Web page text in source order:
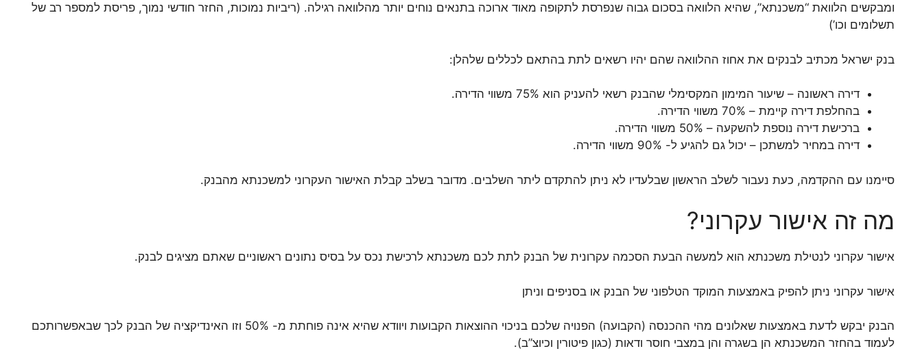
ומבקשים הלוואת “משכנתא”, שהיא הלוואה בסכום גבוה שנפרסת לתקופה מאוד ארוכה בתנאים נוחים יותר מהלוואה רגילה. (ריביות נמוכות, החזר חודשי נמוך, פריסת למספר רב של
תשלומים וכו’)
בנק ישראל מכתיב לבנקים את אחוז ההלוואה שהם יהיו רשאים לתת בהתאם לכללים שלהלן:
דירה ראשונה – שיעור המימון המקסימלי שהבנק רשאי להעניק הוא 75% משווי הדירה.
בהחלפת דירה קיימת – 70% משווי הדירה.
ברכישת דירה נוספת להשקעה – 50% משווי הדירה.
דירה במחיר למשתכן – יכול גם להגיע ל- 90% משווי הדירה.
סיימנו עם ההקדמה, כעת נעבור לשלב הראשון שבלעדיו לא ניתן להתקדם ליתר השלבים. מדובר בשלב קבלת האישור העקרוני למשכנתא מהבנק.
מה זה אישור עקרוני?
אישור עקרוני לנטילת משכנתא הוא למעשה הבעת הסכמה עקרונית של הבנק לתת לכם משכנתא לרכישת נכס על בסיס נתונים ראשוניים שאתם מציגים לבנק.
אישור עקרוני ניתן להפיק באמצעות המוקד הטלפוני של הבנק או בסניפים וניתן
הבנק יבקש לדעת באמצעות שאלונים מהי ההכנסה (הקבועה) הפנויה שלכם בניכוי ההוצאות הקבועות ויוודא שהיא אינה פוחתת מ- 50% וזו האינדיקציה של הבנק לכך שבאפשרותכם
לעמוד בהחזר המשכנתא הן בשגרה והן במצבי חוסר ודאות (כגון פיטורין וכיוצ”ב).